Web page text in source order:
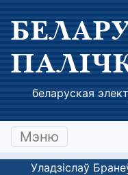
беларуская
Мэню
Уладзіслаў